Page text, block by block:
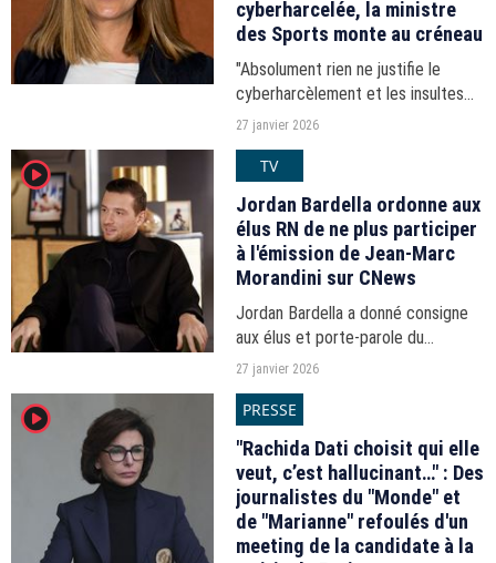
cyberharcelée, la ministre
des Sports monte au créneau
"Absolument rien ne justifie le
cyberharcèlement et les insultes
sexistes" a souligné lundi la ministre
décision de la journaliste de beIN
Sports...
27 janvier 2026
player2 TV
Jordan Bardella ordonne aux
élus RN de ne plus participer
à l'émission de Jean-Marc
Morandini sur CNews
Jordan Bardella a donné consigne
aux élus et porte-parole du
Rassemblement national de ne plus
Marc Morandini sur CNews, après la
condamnation définitive...
27 janvier 2026
player2 PRESSE
"Rachida Dati choisit qui elle
veut, c’est hallucinant…" : Des
journalistes du "Monde" et
de "Marianne" refoulés d'un
meeting de la candidate à la